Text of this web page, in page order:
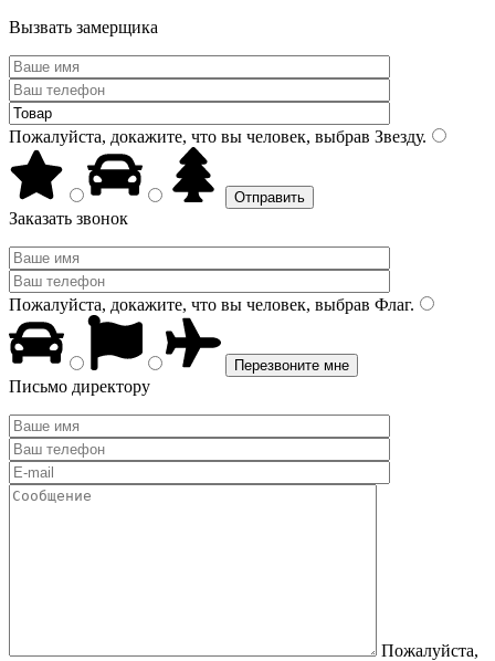
Вызвать замерщика
Пожалуйста, докажите, что вы человек, выбрав Звезду.
Заказать звонок
Пожалуйста, докажите, что вы человек, выбрав Флаг.
Письмо директору
Пожалуйста,